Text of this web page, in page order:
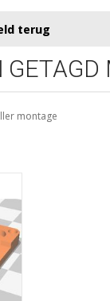
terug
montage